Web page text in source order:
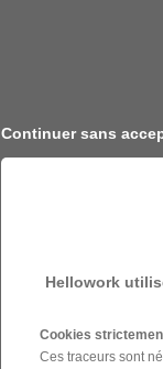
Continuer sans
Hellowork
Cookies
Ces traceurs sont